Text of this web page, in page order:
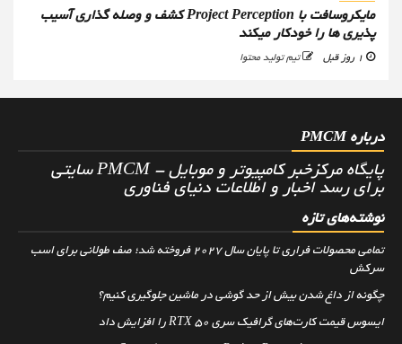
مایکروسافت با Project Perception کشف و وصله گذاری آسیب
پذیری ها را خودکار میکند
تیم تولید محتوا
درباره PMCM
پایگاه مرکزخبر کامپیوتر و موبایل - PMCM سایتی
برای رسد اخبار و اطلاعات دنیای فناوری
نوشته‌های تازه
تمامی محصولات فراری تا پایان سال ۲۰۲۷ فروخته شد؛ صف طولانی برای اسب
سرکش
چگونه از داغ شدن بیش از حد گوشی در ماشین جلوگیری کنیم؟
ایسوس قیمت کارت‌های گرافیک سری RTX 50 را افزایش داد